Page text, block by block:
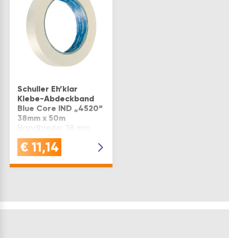
Schuller Eh’klar
Klebe-Abdeckband
Blue Core IND „4520“
38mm x 50m
Bandbreite: 38 mm
€ 11,14